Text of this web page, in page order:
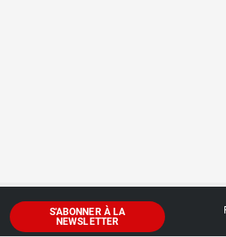
S'ABONNER À LA
NEWSLETTER